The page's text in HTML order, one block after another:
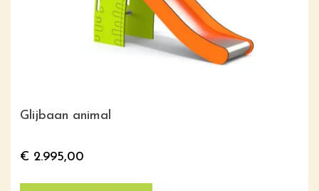
Glijbaan animal
€ 2.995,00